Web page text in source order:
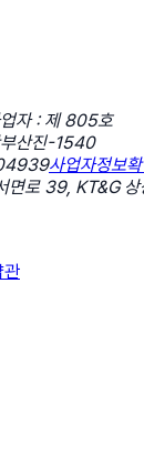
자 : 제 805호
산진-1540
사업자정보
면로 39, KT&G
관